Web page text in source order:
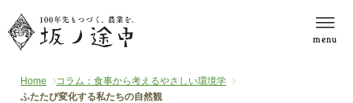
menu
Home
コラム：食事から考えるやさしい環境学
ふたたび変化する私たちの自然観